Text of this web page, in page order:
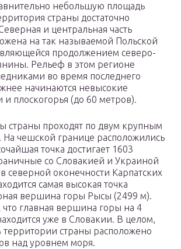
небольшую площадь
страны достаточно
и центральная часть
на так называемой Польской
продолжением северо-
Рельеф в этом регионе
во время последнего
начинаются невысокие
плоскогорья (до 60 метров).
проходят по двум крупным
чешской границе расположились
точка достигает 1603
со Словакией и Украиной
северной оконечности Карпатских
самая высокая точка
вершина горы Рысы (2499 м).
что главная вершина горы на 4
уже в Словакии. В целом,
территории страны расположено
над уровнем моря.